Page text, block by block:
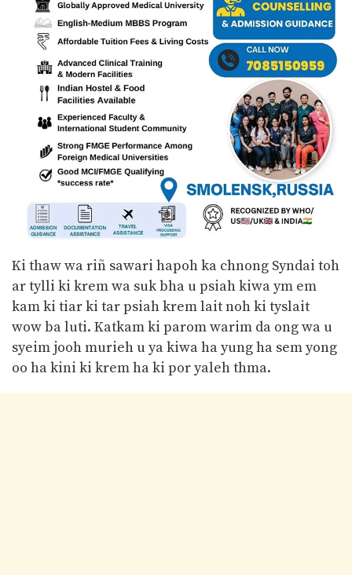
Ki thaw wa riñ sawari hapoh ka chnong Syndai toh
ar tylli ki krem wa suk bha u psiah kiwa ym em
kam ki tiar ki tar psiah krem lait noh ki tyslait
wow ba luti. Katkam ki parom warim da ong wa u
syeim jooh murieh u ya kiwa ha yung ha sem yong
oo ha kini ki krem ha ki por yaleh thma.